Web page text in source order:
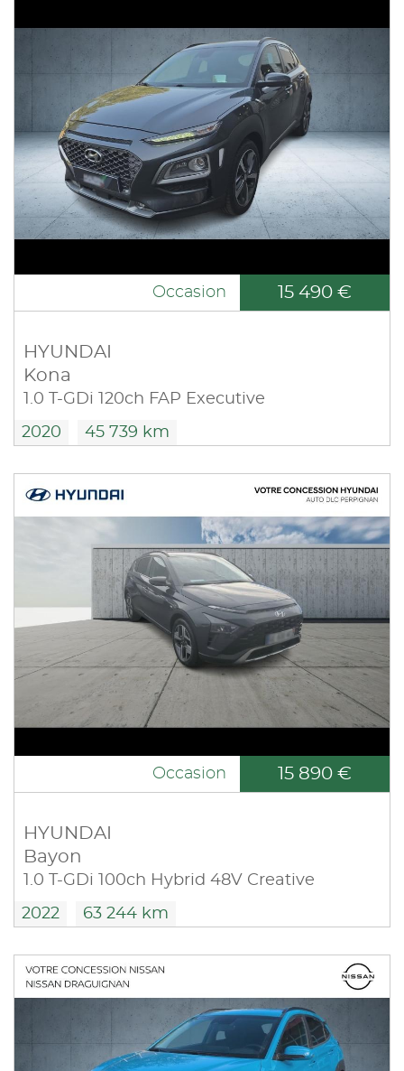
Occasion 15 490 €
HYUNDAI
Kona
1.0 T-GDi 120ch FAP Executive
2020 45 739 km
Occasion 15 890 €
HYUNDAI
Bayon
1.0 T-GDi 100ch Hybrid 48V Creative
2022 63 244 km